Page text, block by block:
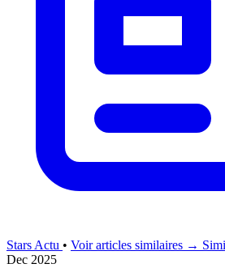
Stars Actu • Voir articles similaires →
Dec 2025